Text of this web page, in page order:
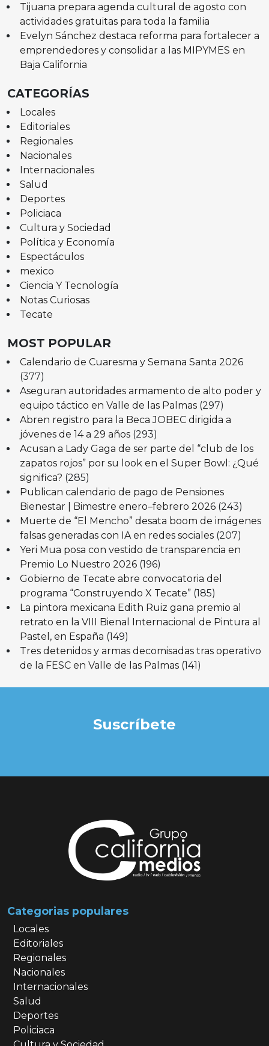
Tijuana prepara agenda cultural de agosto con
actividades gratuitas para toda la familia
Evelyn Sánchez destaca reforma para fortalecer a
emprendedores y consolidar a las MIPYMES en
Baja California
CATEGORÍAS
Locales
Editoriales
Regionales
Nacionales
Internacionales
Salud
Deportes
Policiaca
Cultura y Sociedad
Política y Economía
Espectáculos
mexico
Ciencia Y Tecnología
Notas Curiosas
Tecate
MOST POPULAR
Calendario de Cuaresma y Semana Santa 2026
(377)
Aseguran autoridades armamento de alto poder y
equipo táctico en Valle de las Palmas (297)
Abren registro para la Beca JOBEC dirigida a
jóvenes de 14 a 29 años (293)
Acusan a Lady Gaga de ser parte del “club de los
zapatos rojos” por su look en el Super Bowl: ¿Qué
significa? (285)
Publican calendario de pago de Pensiones
Bienestar | Bimestre enero–febrero 2026 (243)
Muerte de “El Mencho” desata boom de imágenes
falsas generadas con IA en redes sociales (207)
Yeri Mua posa con vestido de transparencia en
Premio Lo Nuestro 2026 (196)
Gobierno de Tecate abre convocatoria del
programa “Construyendo X Tecate” (185)
La pintora mexicana Edith Ruiz gana premio al
retrato en la VIII Bienal Internacional de Pintura al
Pastel, en España (149)
Tres detenidos y armas decomisadas tras operativo
de la FESC en Valle de las Palmas (141)
Suscríbete
Categorias populares
Locales
Editoriales
Regionales
Nacionales
Internacionales
Salud
Deportes
Policiaca